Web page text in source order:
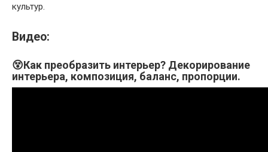
культур.
Видео:
😵Как преобразить интерьер? Декорирование
интерьера, композиция, баланс, пропорции.